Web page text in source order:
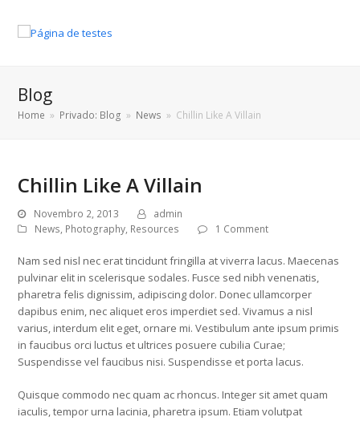
Blog
Home » Privado: Blog » News » Chillin Like A Villain
Chillin Like A Villain
Novembro 2, 2013
admin
News, Photography, Resources 1 Comment
Nam sed nisl nec erat tincidunt fringilla at viverra lacus. Maecenas
pulvinar elit in scelerisque sodales. Fusce sed nibh venenatis,
pharetra felis dignissim, adipiscing dolor. Donec ullamcorper
dapibus enim, nec aliquet eros imperdiet sed. Vivamus a nisl
varius, interdum elit eget, ornare mi. Vestibulum ante ipsum primis
in faucibus orci luctus et ultrices posuere cubilia Curae;
Suspendisse vel faucibus nisi. Suspendisse et porta lacus.
Quisque commodo nec quam ac rhoncus. Integer sit amet quam
iaculis, tempor urna lacinia, pharetra ipsum. Etiam volutpat